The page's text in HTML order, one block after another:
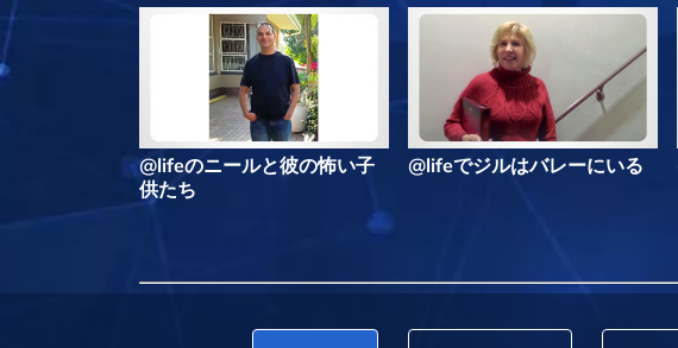
@lifeのニールと彼の怖い子
供たち
@lifeでジルはバレーにいる